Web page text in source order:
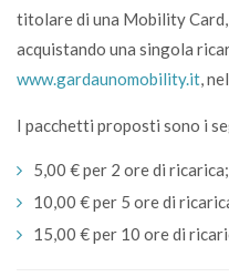
titolare di una Mobility
acquistando una singola
www.gardaunomobility.it,
I pacchetti proposti sono i
5,00 € per 2 ore di ricarica;
10,00 € per 5 ore di
15,00 € per 10 ore di